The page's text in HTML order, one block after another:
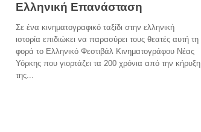
Ελληνική Επανάσταση
Σε ένα κινηματογραφικό ταξίδι στην ελληνική
ιστορία επιδιώκει να παρασύρει τους θεατές αυτή τη
φορά το Ελληνικό Φεστιβάλ Κινηματογράφου Νέας
Υόρκης που γιορτάζει τα 200 χρόνια από την κήρυξη
της...